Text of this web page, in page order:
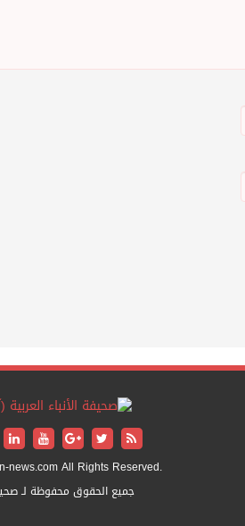
news.com All Rights Reserved.
جميع الحقوق محفوظة لـ